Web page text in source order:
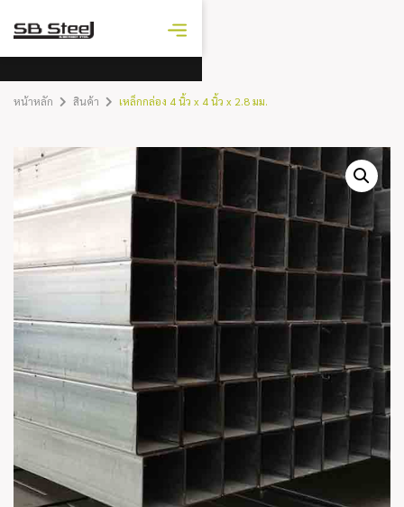
ราคาเหล็ก
หน้าหลัก สินค้า เหล็กกล่อง 4 นิ้ว x 4 นิ้ว x 2.8 มม.